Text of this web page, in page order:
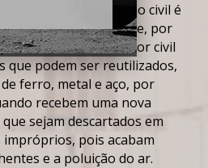
resíduos da construção civil é
a sustentabilidade, por
No setorcivil
que podem ser reutilizados,
ferro, metal e aço, por
recebem uma nova
sejam descartados em
pois acabam
e a poluição do ar.